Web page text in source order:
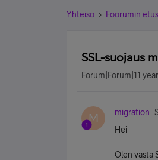
Yhteisö Foorumin
SSL-suojaus
Forum|Forum|11
M migration
Hei
Olen vasta